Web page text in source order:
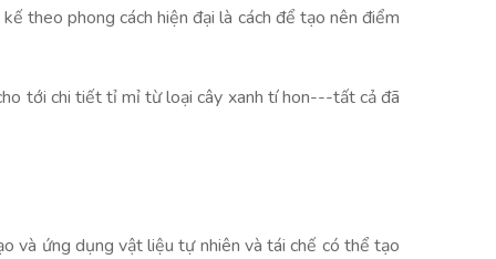
theo phong cách hiện đại là cách để tạo nên điểm
tới chi tiết tỉ mỉ từ loại cây xanh tí hon---tất cả đã
và ứng dụng vật liệu tự nhiên và tái chế có thể tạo